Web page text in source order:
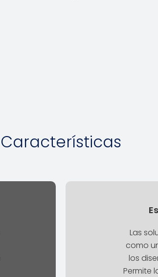
Características
Las
como
los
Permite